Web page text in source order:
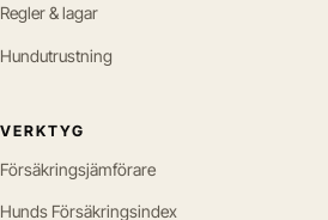
Regler & lagar
Hundutrustning
VERKTYG
Försäkringsjämförare
Hunds Försäkringsindex